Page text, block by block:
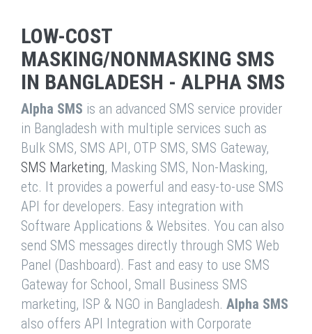
LOW-COST
MASKING/NONMASKING SMS
IN BANGLADESH - ALPHA SMS
Alpha SMS is an advanced SMS service provider
in Bangladesh with multiple services such as
Bulk SMS, SMS API, OTP SMS, SMS Gateway,
SMS Marketing, Masking SMS, Non-Masking,
etc. It provides a powerful and easy-to-use SMS
API for developers. Easy integration with
Software Applications & Websites. You can also
send SMS messages directly through SMS Web
Panel (Dashboard). Fast and easy to use SMS
Gateway for School, Small Business SMS
marketing, ISP & NGO in Bangladesh. Alpha SMS
also offers API Integration with Corporate